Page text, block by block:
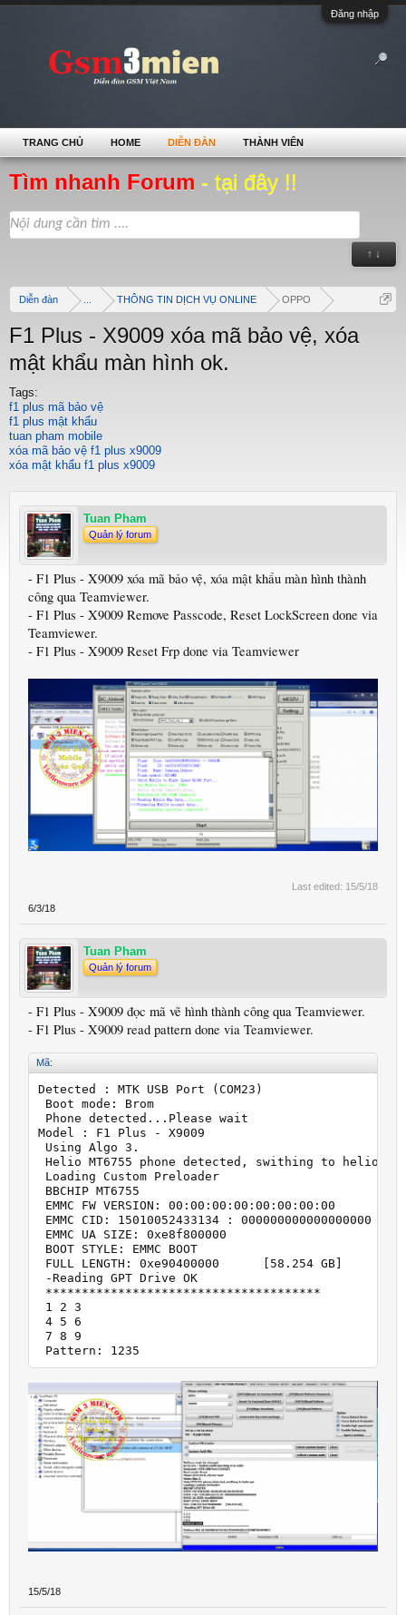
Đăng nhập
Tìm nhanh Forum - tại đây !!
↑ ↓
Diễn đàn THÔNG TIN DỊCH VỤ ONLINE OPPO
F1 Plus - X9009 xóa mã bảo vệ, xóa
mật khẩu màn hình ok.
Tags:
f1 plus mã bảo vệ
f1 plus mật khẩu
tuan pham mobile
xóa mã bảo vệ f1 plus x9009
xóa mật khẩu f1 plus x9009
Tuan Pham
Quản lý forum
- F1 Plus - X9009 xóa mã bảo vệ, xóa mật khẩu màn hình thành
công qua Teamviewer.
- F1 Plus - X9009 Remove Passcode, Reset LockScreen done via
Teamviewer.
- F1 Plus - X9009 Reset Frp done via Teamviewer
Last edited: 15/5/18
6/3/18
Tuan Pham
Quản lý forum
- F1 Plus - X9009 đọc mã vẽ hình thành công qua Teamviewer.
- F1 Plus - X9009 read pattern done via Teamviewer.
Mã:
Detected : MTK USB Port (COM23)
Boot mode: Brom
Phone detected...Please wait
Model : F1 Plus - X9009
Using Algo 3.
Helio MT6755 phone detected, swithing to helio
Loading Custom Preloader
BBCHIP MT6755
EMMC FW VERSION: 00:00:00:00:00:00:00:00
EMMC CID: 15010052433134 : 000000000000000000
EMMC UA SIZE: 0xe8f800000
BOOT STYLE: EMMC BOOT
FULL LENGTH: 0xe90400000      [58.254 GB]
-Reading GPT Drive OK
**************************************
1 2 3
4 5 6
7 8 9
15/5/18
TRANG CHỦ HOME DIỄN ĐÀN THÀNH VIÊN